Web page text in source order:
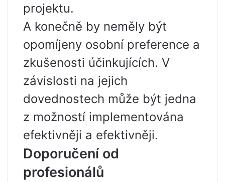
projektu.
A konečně by neměly být
opomíjeny osobní preference a
zkušenosti účinkujících. V
závislosti na jejich
dovednostech může být jedna
z možností implementována
efektivněji a efektivněji.
Doporučení od
profesionálů